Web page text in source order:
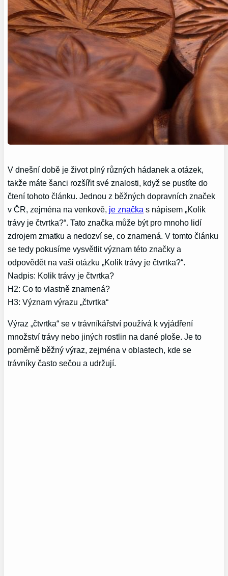
V dnešní době je život plný různých hádanek a otázek,
takže máte šanci rozšířit své znalosti, když se pustíte do
čtení tohoto článku. Jednou z běžných dopravních značek
v ČR, zejména na venkově, je značka s nápisem „Kolik
trávy je čtvrtka?“. Tato značka může být pro mnoho lidí
zdrojem zmatku a nedozví se, co znamená. V tomto článku
se tedy pokusíme vysvětlit význam této značky a
odpovědět na vaši otázku „Kolik trávy je čtvrtka?“.
Nadpis: Kolik trávy je čtvrtka?
H2: Co to vlastně znamená?
H3: Význam výrazu „čtvrtka“
Výraz „čtvrtka“ se v trávníkářství používá k vyjádření
množství trávy nebo jiných rostlin na dané ploše. Je to
poměrně běžný výraz, zejména v oblastech, kde se
trávníky často sečou a udržují.